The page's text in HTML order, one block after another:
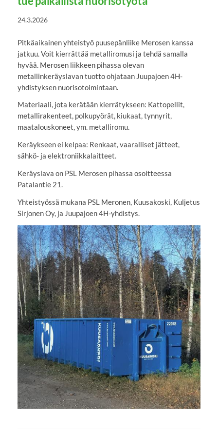
24.3.2026
Pitkäaikainen yhteistyö puusepänliike Merosen kanssa
jatkuu. Voit kierrättää metalliromusi ja tehdä samalla
hyvää. Merosen liikkeen pihassa olevan
metallinkeräyslavan tuotto ohjataan Juupajoen 4H-
yhdistyksen nuorisotoimintaan.
Materiaali, jota kerätään kierrätykseen: Kattopellit,
metallirakenteet, polkupyörät, kiukaat, tynnyrit,
maatalouskoneet, ym. metalliromu.
Keräykseen ei kelpaa: Renkaat, vaaralliset jätteet,
sähkö- ja elektroniikkalaitteet.
Keräyslava on PSL Merosen pihassa osoitteessa
Patalantie 21.
Yhteistyössä mukana PSL Meronen, Kuusakoski, Kuljetus
Sirjonen Oy, ja Juupajoen 4H-yhdistys.